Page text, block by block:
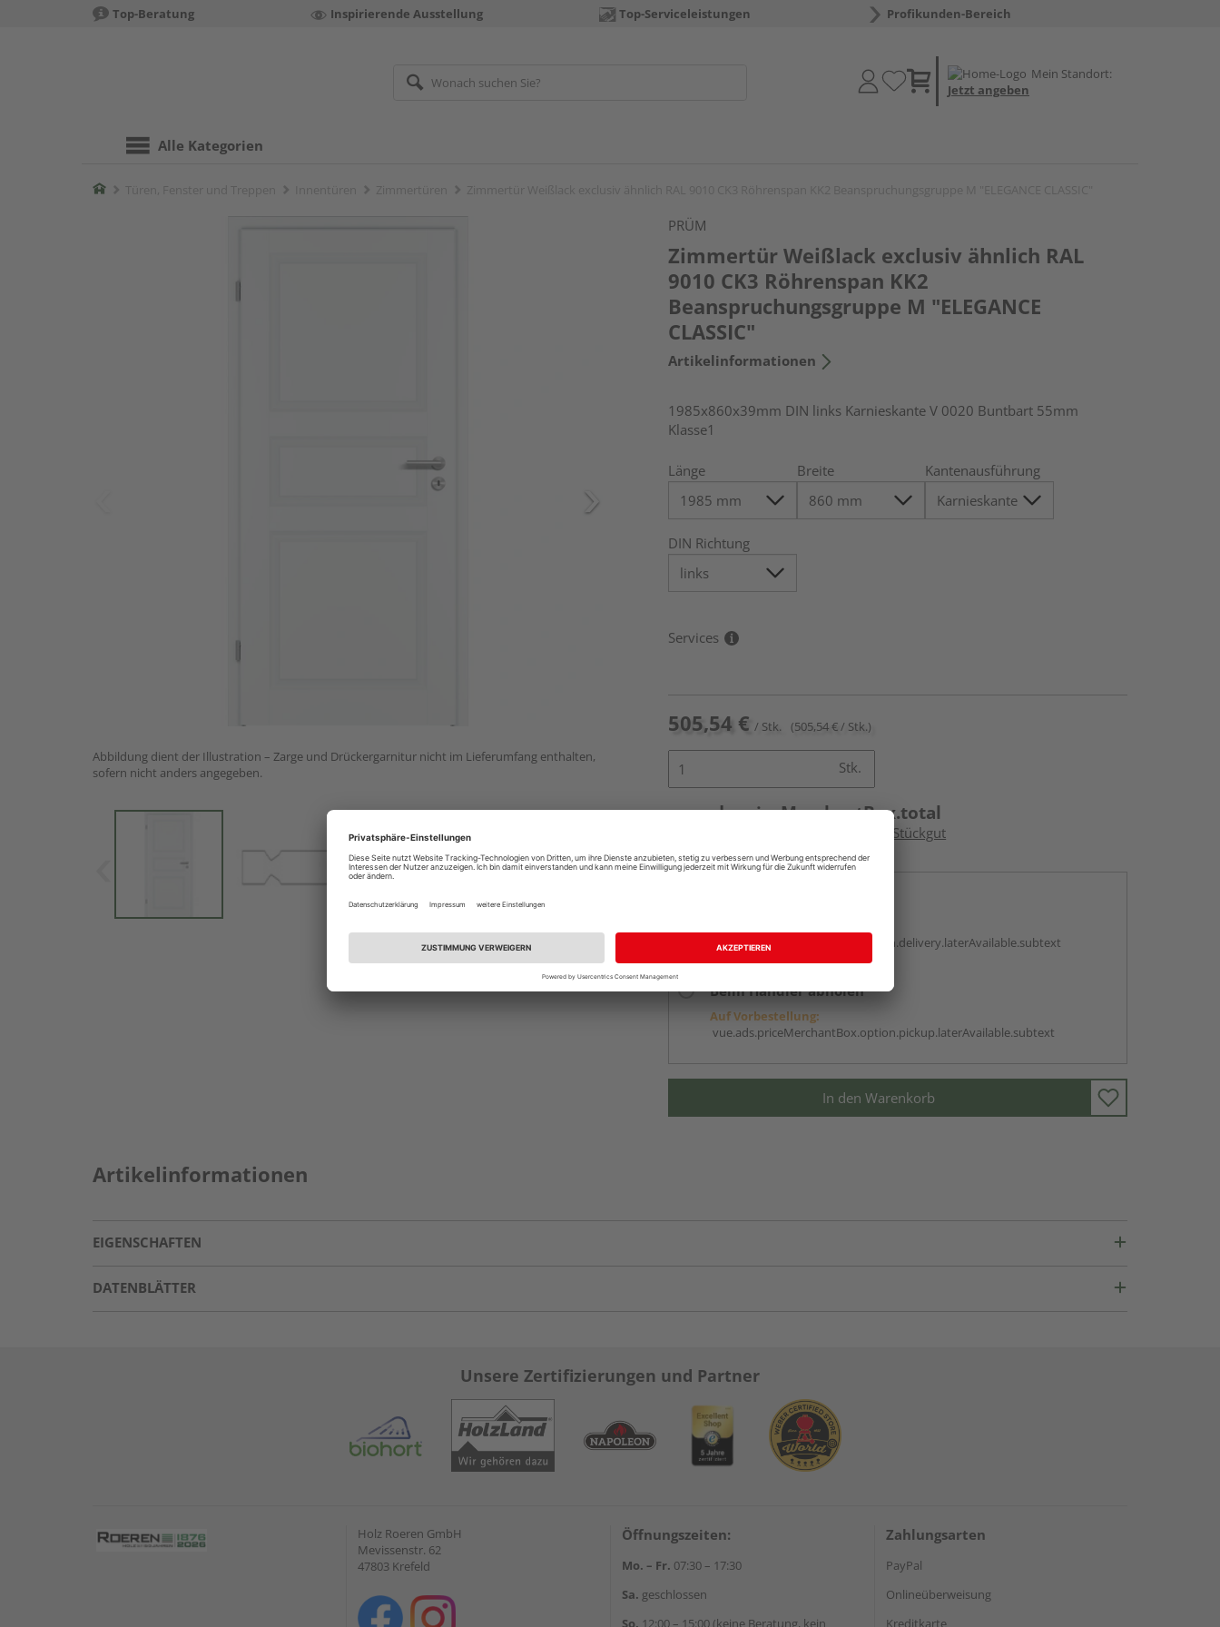
Top-Beratung Inspirierende Ausstellung Top-Serviceleistungen Profikunden-Bereich
Mein Standort:
Jetzt angeben
Alle Kategorien
Home
Abbildung dient der Illustration – Zarge und Drückergarnitur nicht im Lieferumfang enthalten,
sofern nicht anders angegeben.
PRÜM
Zimmertür Weißlack exclusiv ähnlich RAL
9010 CK3 Röhrenspan KK2
Beanspruchungsgruppe M "ELEGANCE
CLASSIC"
Artikelinformationen
1985x860x39mm DIN links Karnieskante V 0020 Buntbart 55mm
Klasse1
Länge Breite Kantenausführung
DIN Richtung
Services
505,54 € / Stk. (505,54 € / Stk.)
Stk.
vue.ads.priceMerchantBox.total
zzgl. Versandkosten für Stückgut
vue.ads.priceMerchantBox.option.delivery.laterAvailable.subtext
Beim Händler abholen
Auf Vorbestellung:
vue.ads.priceMerchantBox.option.pickup.laterAvailable.subtext
In den Warenkorb
Artikelinformationen
EIGENSCHAFTEN
DATENBLÄTTER
Unsere Zertifizierungen und Partner
Holz Roeren GmbH
Mevissenstr. 62
47803 Krefeld
Öffnungszeiten:
Mo. – Fr. 07:30 – 17:30
Sa. geschlossen
So. 12:00 – 15:00 (keine Beratung, kein
Zahlungsarten
PayPal
Onlineüberweisung
Kreditkarte